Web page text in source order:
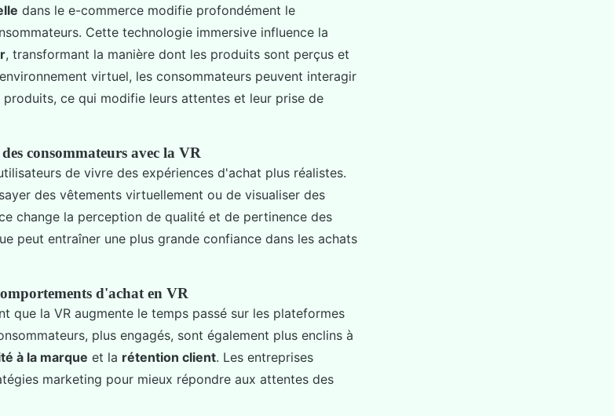
dans le e-commerce modifie profondément le
Cette technologie immersive influence la
, transformant la manière dont les produits sont perçus et
virtuel, les consommateurs peuvent interagir
ce qui modifie leurs attentes et leur prise de
consommateurs avec la VR
de vivre des expériences d'achat plus réalistes.
des vêtements virtuellement ou de visualiser des
change la perception de qualité et de pertinence des
peut entraîner une plus grande confiance dans les achats
d'achat en VR
que la VR augmente le temps passé sur les plateformes
plus engagés, sont également plus enclins à
à la marque et la rétention client. Les entreprises
marketing pour mieux répondre aux attentes des